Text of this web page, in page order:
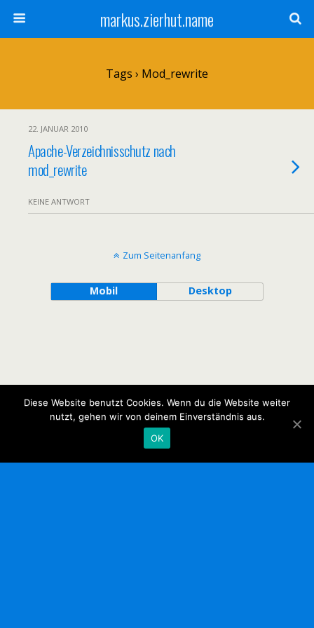
markus.zierhut.name
Tags › Mod_rewrite
22. JANUAR 2010
Apache-Verzeichnisschutz nach
mod_rewrite
KEINE ANTWORT
Zum Seitenanfang
Mobil Desktop
Diese Website benutzt Cookies. Wenn du die Website weiter
nutzt, gehen wir von deinem Einverständnis aus.
OK